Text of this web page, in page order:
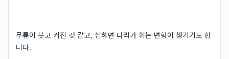
무릎이 붓고 커진 것 같고, 심하면 다리가 휘는 변형이 생기기도 합
니다.